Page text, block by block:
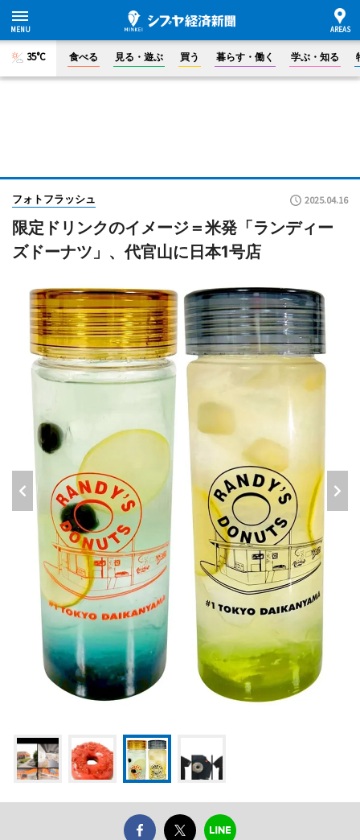
35°C 食べる 見る・遊ぶ 買う 暮らす・働く 学ぶ・知る
フォトフラッシュ 2025.04.16
限定ドリンクのイメージ＝米発「ランディー
ズドーナツ」、代官山に日本1号店